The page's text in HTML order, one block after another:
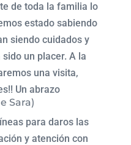
de toda la familia lo
estado sabiendo
siendo cuidados y
un placer. A la
una visita,
Un abrazo
Sara)
para daros las
y atención con